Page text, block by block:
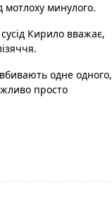
мотлоху минулого.
Кирило вважає,
одне одного,
просто